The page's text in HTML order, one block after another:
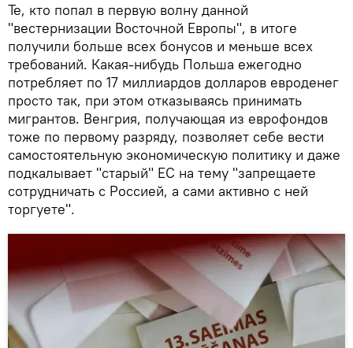
Те, кто попал в первую волну данной
"вестернизации Восточной Европы", в итоге
получили больше всех бонусов и меньше всех
требований. Какая-нибудь Польша ежегодно
потребляет по 17 миллиардов долларов евроденег
просто так, при этом отказываясь принимать
мигрантов. Венгрия, получающая из еврофондов
тоже по первому разряду, позволяет себе вести
самостоятельную экономическую политику и даже
подкалывает "старый" ЕС на тему "запрещаете
сотрудничать с Россией, а сами активно с ней
торгуете".